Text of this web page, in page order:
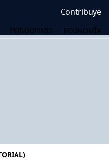
Contribuye
PERIODISMO ECONOMÍA